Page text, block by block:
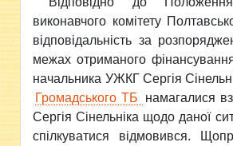
виконавчого комітету
відповідальність за
межах отриманого
начальника УЖКГ Сергія
Громадського ТБ
намагалися
Сергія Сінельніка щодо даної
спілкуватися відмовився.